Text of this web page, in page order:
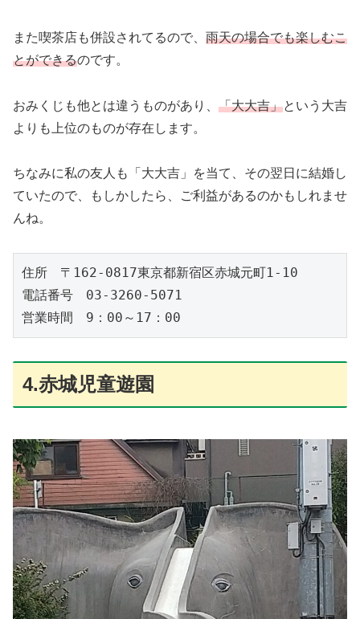
また喫茶店も併設されてるので、 雨天の場合でも楽しむこ
とができるのです。
おみくじも他とは違うものがあり、 「大大吉」という大吉
よりも上位のものが存在します。
ちなみに私の友人も「大大吉」を当て、その翌日に結婚し
ていたので、もしかしたら、ご利益があるのかもしれませ
んね。
住所　〒162-0817東京都新宿区赤城元町1-10
電話番号　03-3260-5071
4.赤城児童遊園